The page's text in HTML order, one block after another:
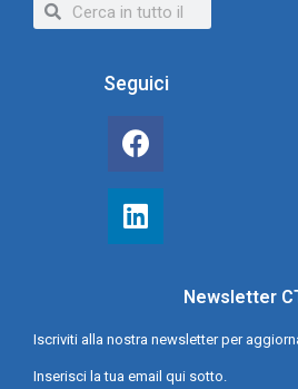
Seguici
Newsletter
Iscriviti alla nostra newsletter per
Inserisci la tua email qui sotto.